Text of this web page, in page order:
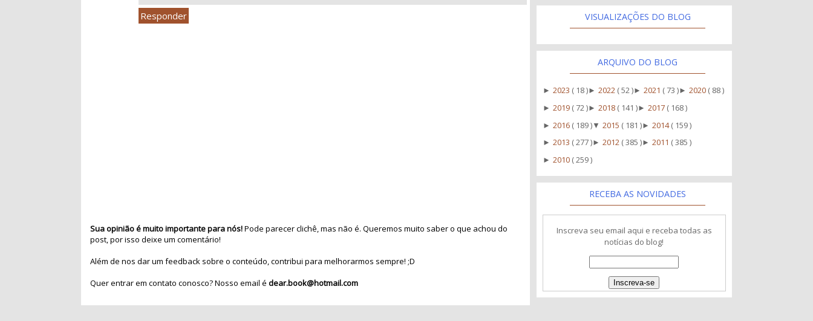
Responder
Sua opinião é muito importante para nós!Pode parecer clichê, mas não é. Queremos muito saber o que achou do
post, por isso deixe um comentário!
Além de nos dar um feedback sobre o conteúdo, contribui para melhorarmos sempre! ;D
Quer entrar em contato conosco? Nosso email édear.book@hotmail.com
VISUALIZAÇÕES DO BLOG
ARQUIVO DO BLOG
►2023 ( 18 )►2022 ( 52 )►2021 ( 73 )►2020 ( 88 )
►2019 ( 72 )►2018 ( 141 )►2017 ( 168 )
►2016 ( 189 ) ▼2015 ( 181 )►2014( 159 )
►2013 ( 277 )►2012 ( 385 )►2011 ( 385 )
►2010 ( 259 )
RECEBA AS NOVIDADES
Inscreva seu email aqui e receba todas as
notícias do blog!